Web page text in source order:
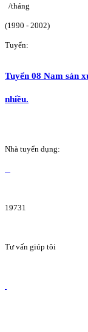
/tháng
(1990 - 2002)
Tuyển:
Tuyển 08 Nam sản
nhiều.
Nhà tuyển dụng:
19731
Tư vấn giúp tôi